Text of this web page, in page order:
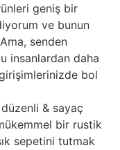
geniş bir
ve bunun
senden
insanlardan daha
bol
& sayaç
bir rustik
sepetini tutmak